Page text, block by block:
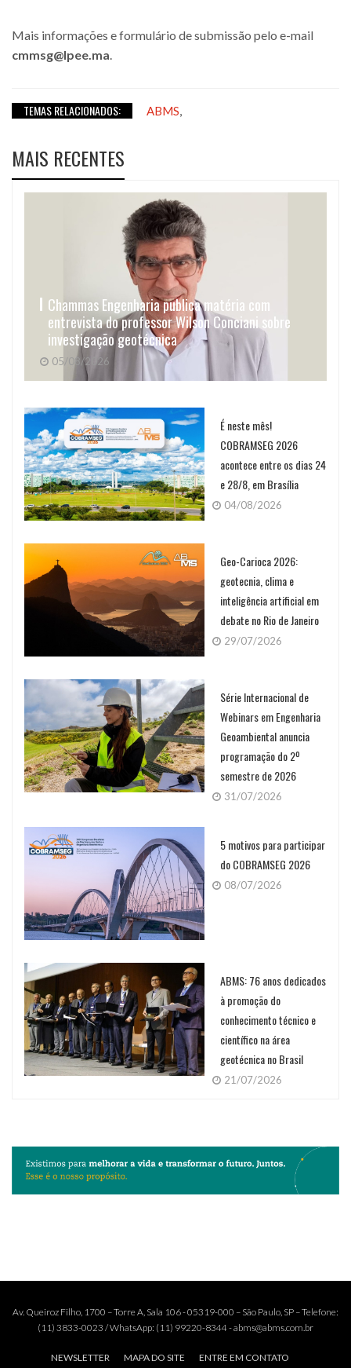
Mais informações e formulário de submissão pelo e-mail
cmmsg@lpee.ma
TEMAS RELACIONADOS: ABMS
MAIS RECENTES
Chammas Engenharia publica matéria com
entrevista do professor Wilson Conciani sobre
investigação geotécnica
05/08/2026
É neste mês!
COBRAMSEG 2026
acontece entre os dias 24
e 28/8, em Brasília
04/08/2026
Geo-Carioca 2026:
geotecnia, clima e
inteligência artificial em
debate no Rio de Janeiro
29/07/2026
Série Internacional de
Webinars em Engenharia
Geoambiental anuncia
programação do 2º
semestre de 2026
31/07/2026
5 motivos para participar
do COBRAMSEG 2026
08/07/2026
ABMS: 76 anos dedicados
à promoção do
conhecimento técnico e
científico na área
geotécnica no Brasil
21/07/2026
Av. Queiroz Filho, 1700 – Torre A, Sala 106 - 05319-000 – São Paulo, SP – Telefone:
(11) 3833-0023 / WhatsApp: (11) 99220-8344 - abms@abms.com.br
NEWSLETTER MAPA DO SITE ENTRE EM CONTATO